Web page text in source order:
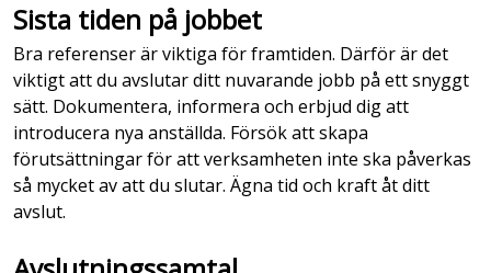
Sista tiden på jobbet
Bra referenser är viktiga för framtiden. Därför är det
viktigt att du avslutar ditt nuvarande jobb på ett snyggt
sätt. Dokumentera, informera och erbjud dig att
introducera nya anställda. Försök att skapa
förutsättningar för att verksamheten inte ska påverkas
så mycket av att du slutar. Ägna tid och kraft åt ditt
avslut.